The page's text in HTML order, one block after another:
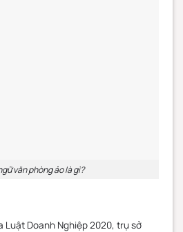
văn phòng ảo là gì?
Luật Doanh Nghiệp 2020, trụ sở